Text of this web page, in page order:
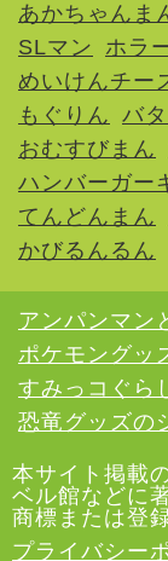
あかちゃんま
SLマン
ホラ
めいけんチー
もぐりん バ
おむすびまん
ハンバーガー
てんどんまん
かびるんるん
アンパンマン
ポケモングッ
すみっコぐら
恐竜グッズの
本サイト掲載
ベル館などに
商標または登
プライバシー